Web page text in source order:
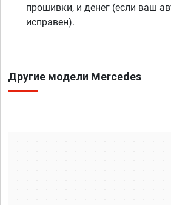
прошивки, и денег (если ваш
исправен).
Другие модели Mercedes